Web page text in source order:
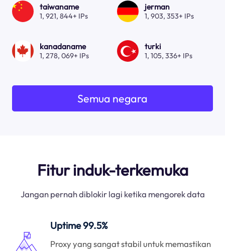
taiwaname
1, 921, 844+ IPs
jerman
1, 903, 353+ IPs
kanadaname
1, 278, 069+ IPs
turki
1, 105, 336+ IPs
Semua negara
Fitur induk-terkemuka
Jangan pernah diblokir lagi ketika mengorek data
Uptime 99.5%
Proxy yang sangat stabil untuk memastikan